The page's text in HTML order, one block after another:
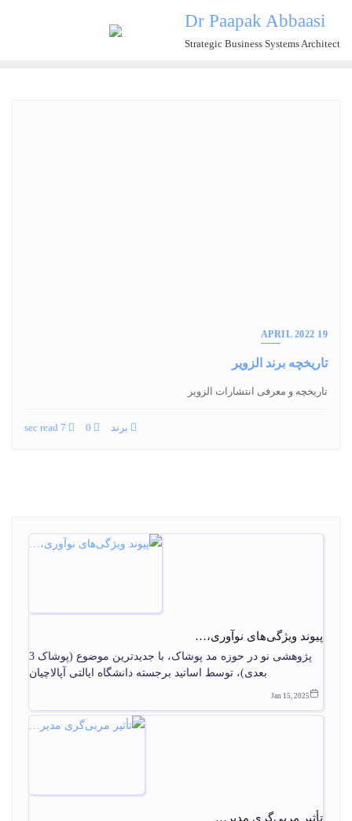
content
Dr Paapak Abbaasi
Strategic Business Systems Architect
19 APRIL 2022
تاریخچه برند الزویر
تاریخچه و معرفی انتشارات الزویر
برند
پیوند ویژگی‌های نوآوری،…
پژوهشی نو در حوزه مد پوشاک، با جدیدترین موضوع (پوشاک 3
بعدی)، توسط اساتید برجسته دانشگاه ایالتی آپالاچیان
Jan 15, 2025
تأثیر مربی‌گری مدیر…